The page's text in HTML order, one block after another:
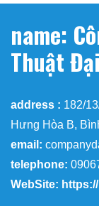
name:
Thuật
address : 182/
Hưng Hòa B,
email:
telephone:
WebSite: